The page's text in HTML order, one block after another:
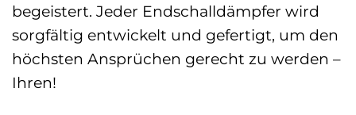
begeistert. Jeder Endschalldämpfer wird
sorgfältig entwickelt und gefertigt, um den
höchsten Ansprüchen gerecht zu werden –
Ihren!